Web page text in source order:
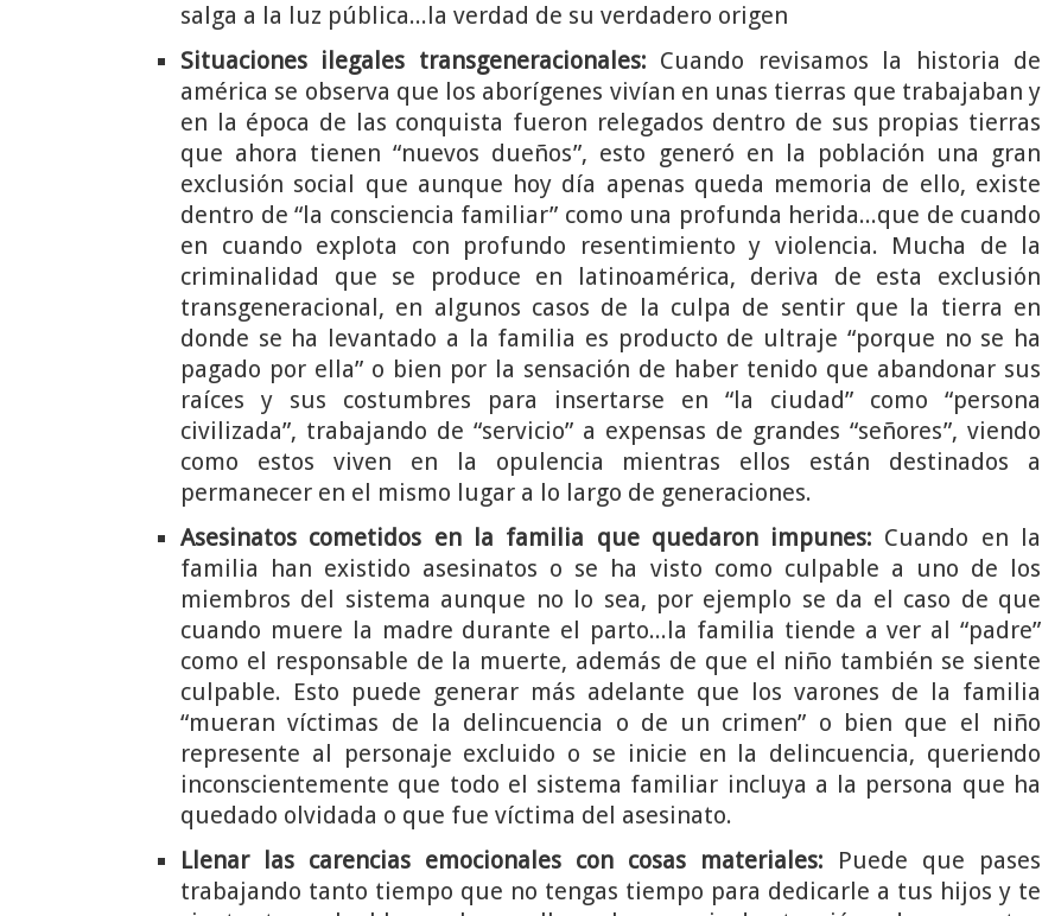
salga a la luz pública...la verdad de su verdadero origen
Situaciones ilegales transgeneracionales: Cuando revisamos la historia de
américa se observa que los aborígenes vivían en unas tierras que trabajaban y
en la época de las conquista fueron relegados dentro de sus propias tierras
que ahora tienen “nuevos dueños”, esto generó en la población una gran
exclusión social que aunque hoy día apenas queda memoria de ello, existe
dentro de “la consciencia familiar” como una profunda herida...que de cuando
en cuando explota con profundo resentimiento y violencia. Mucha de la
criminalidad que se produce en latinoamérica, deriva de esta exclusión
transgeneracional, en algunos casos de la culpa de sentir que la tierra en
donde se ha levantado a la familia es producto de ultraje “porque no se ha
pagado por ella” o bien por la sensación de haber tenido que abandonar sus
raíces y sus costumbres para insertarse en “la ciudad” como “persona
civilizada”, trabajando de “servicio” a expensas de grandes “señores”, viendo
como estos viven en la opulencia mientras ellos están destinados a
permanecer en el mismo lugar a lo largo de generaciones.
Asesinatos cometidos en la familia que quedaron impunes: Cuando en la
familia han existido asesinatos o se ha visto como culpable a uno de los
miembros del sistema aunque no lo sea, por ejemplo se da el caso de que
cuando muere la madre durante el parto...la familia tiende a ver al “padre”
como el responsable de la muerte, además de que el niño también se siente
culpable. Esto puede generar más adelante que los varones de la familia
“mueran víctimas de la delincuencia o de un crimen” o bien que el niño
represente al personaje excluido o se inicie en la delincuencia, queriendo
inconscientemente que todo el sistema familiar incluya a la persona que ha
quedado olvidada o que fue víctima del asesinato.
Llenar las carencias emocionales con cosas materiales: Puede que pases
trabajando tanto tiempo que no tengas tiempo para dedicarle a tus hijos y te